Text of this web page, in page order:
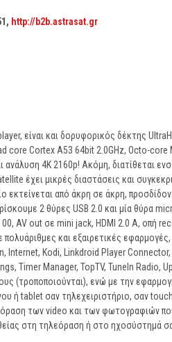
http://b2b.astrasat.gr
είναι και δορυφορικός δέκτης
Cortex A53 64bit 2.0GHz, Octo-core
ανάλυση 4K 2160p! Ακόμη, διατίθεται
έχει μικρές διαστάσεις και
από άκρη σε άκρη,
2 θύρες USB 2.0 και μία θύρα
AV out σε mini jack, HDMI 2.0 A, οπή
και εξαιρετικές
Internet, Kodi, Linkdroid Player
Timer Manager, TopTV, TuneIn Radio,
(τροποποιούνται), ενώ με την
ή tablet σαν τηλεχειριστήριο, σαν
των video και των φωτογραφιών
στη τηλεόραση ή στο ηχοσύστημά